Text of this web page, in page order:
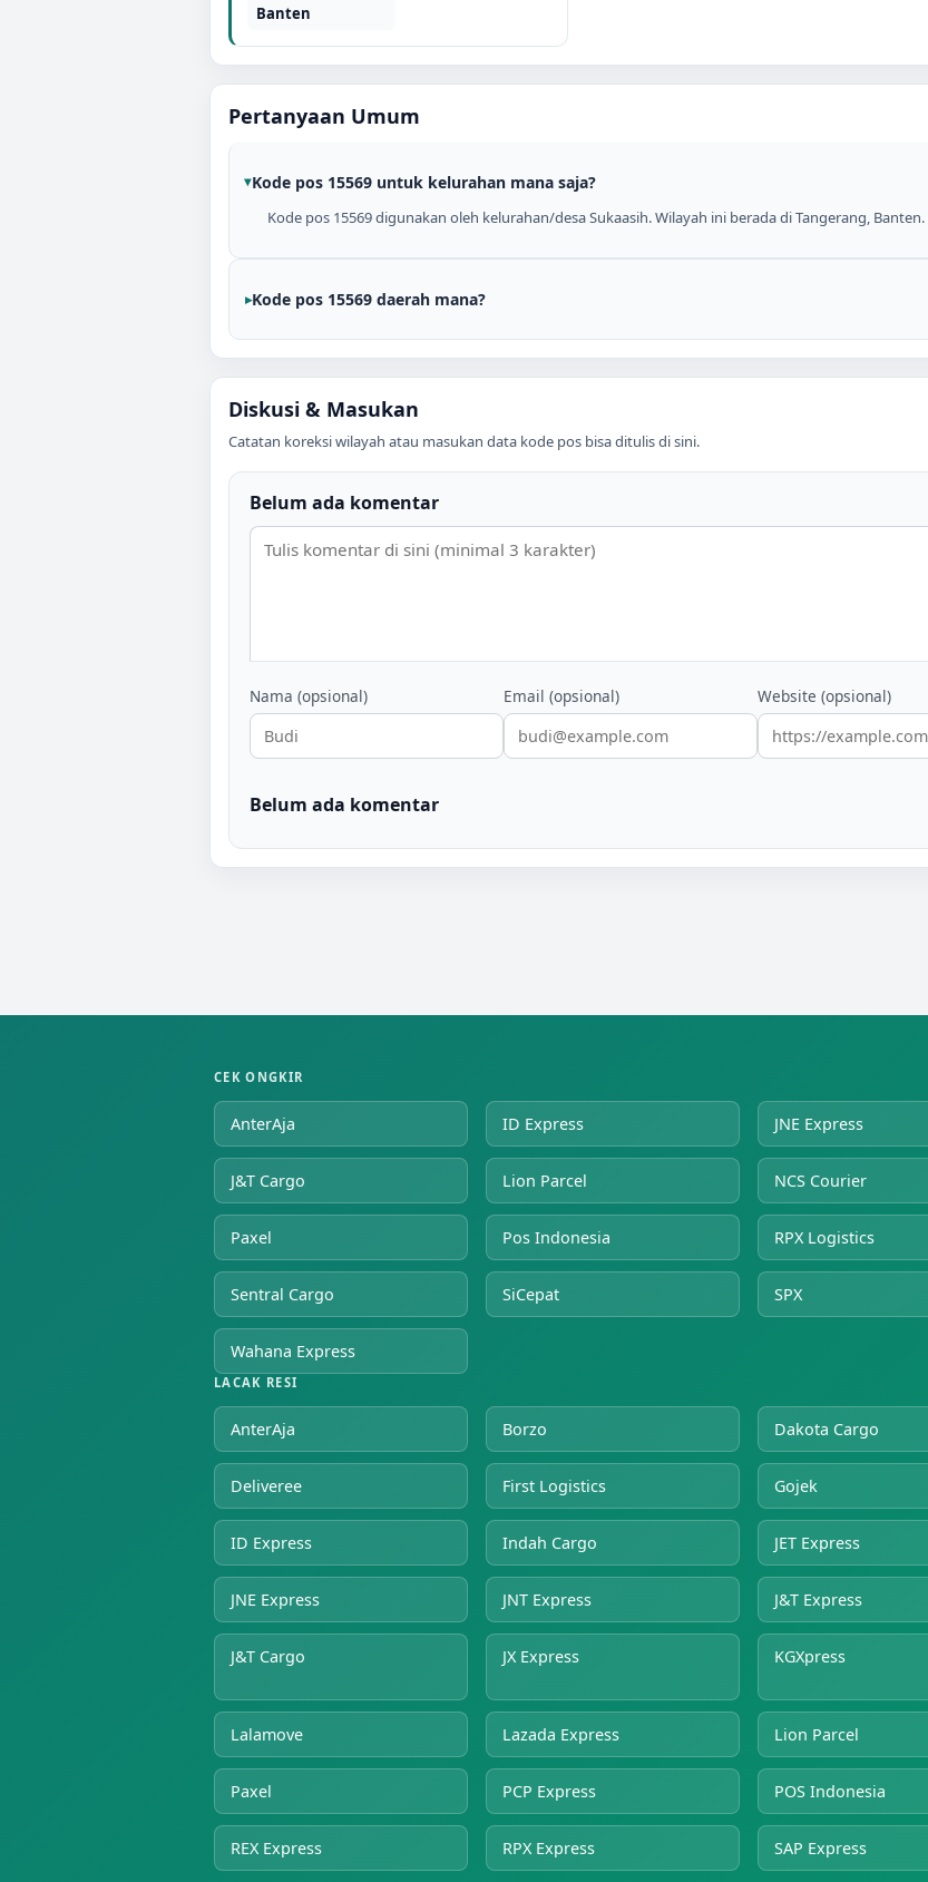
Banten
Pertanyaan Umum
Kode pos 15569 untuk kelurahan mana saja?
Kode pos 15569 digunakan oleh kelurahan/desa Sukaasih. Wilayah ini berada di Tangerang, Banten.
Kode pos 15569 daerah mana?
Diskusi & Masukan
Catatan koreksi wilayah atau masukan data kode pos bisa ditulis di sini.
Belum ada komentar
Nama (opsional) Email (opsional) Website (opsional)
Belum ada komentar
CEK ONGKIR
AnterAja ID Express JNE Express
J&T Cargo Lion Parcel NCS Courier
Paxel Pos Indonesia RPX Logistics
Sentral Cargo SiCepat SPX
Wahana Express
LACAK RESI
AnterAja Borzo Dakota Cargo
Deliveree First Logistics Gojek
ID Express Indah Cargo JET Express
JNE Express JNT Express J&T Express
J&T Cargo JX Express KGXpress
Lalamove Lazada Express Lion Parcel
Paxel PCP Express POS Indonesia
REX Express RPX Express SAP Express